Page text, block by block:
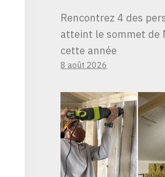
Rencontrez 4 des
atteint le sommet de
cette année
8 août 2026